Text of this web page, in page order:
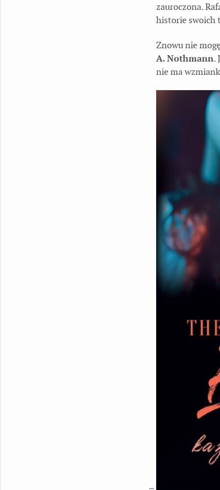
zauroczona.
historie swoich
Znowu nie
A. Nothmann.
nie ma